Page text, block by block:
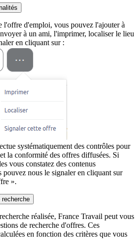
l'offre d'emploi, vous pouvez l'ajouter à
à un ami, l'imprimer, localiser le lieu
en cliquant sur :
systématiquement des contrôles pour
la conformité des offres diffusées. Si
vous constatez des contenus
pouvez nous le signaler en cliquant sur
».
réalisée, France Travail peut vous
de recherche d'offres. Ces
en fonction des critères que vous